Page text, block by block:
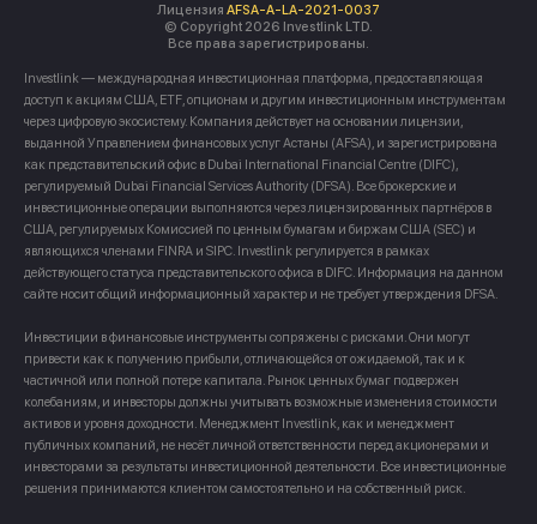
Лицензия AFSA-A-LA-2021-0037
© Copyright 2026 Investlink LTD.
Все права зарегистрированы.
Investlink — международная инвестиционная платформа, предоставляющая
доступ к акциям США, ETF, опционам и другим инвестиционным инструментам
через цифровую экосистему. Компания действует на основании лицензии,
выданной Управлением финансовых услуг Астаны (AFSA), и зарегистрирована
как представительский офис в Dubai International Financial Centre (DIFC),
регулируемый Dubai Financial Services Authority (DFSA). Все брокерские и
инвестиционные операции выполняются через лицензированных партнёров в
США, регулируемых Комиссией по ценным бумагам и биржам США (SEC) и
являющихся членами FINRA и SIPC. Investlink регулируется в рамках
действующего статуса представительского офиса в DIFC. Информация на данном
сайте носит общий информационный характер и не требует утверждения DFSA.
Инвестиции в финансовые инструменты сопряжены с рисками. Они могут
привести как к получению прибыли, отличающейся от ожидаемой, так и к
частичной или полной потере капитала. Рынок ценных бумаг подвержен
колебаниям, и инвесторы должны учитывать возможные изменения стоимости
активов и уровня доходности. Менеджмент Investlink, как и менеджмент
публичных компаний, не несёт личной ответственности перед акционерами и
инвесторами за результаты инвестиционной деятельности. Все инвестиционные
решения принимаются клиентом самостоятельно и на собственный риск.